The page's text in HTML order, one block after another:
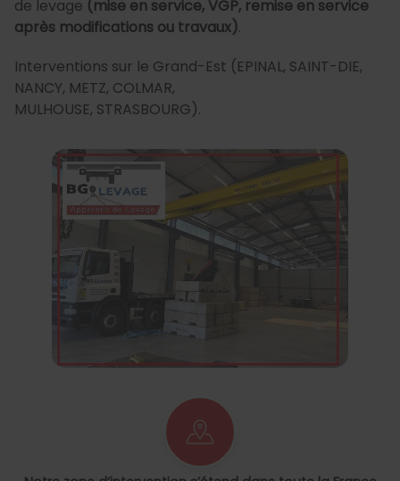
de levage (mise en service, VGP, remise en service
après modifications ou travaux).
Interventions sur le Grand-Est (EPINAL, SAINT-DIE,
NANCY, METZ, COLMAR,
MULHOUSE, STRASBOURG).